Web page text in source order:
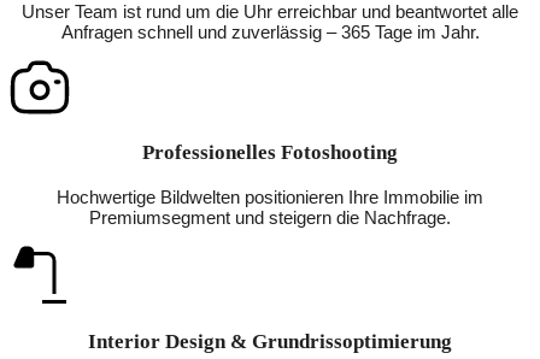
Unser Team ist rund um die Uhr erreichbar und beantwortet alle
Anfragen schnell und zuverlässig – 365 Tage im Jahr.
Professionelles Fotoshooting
Hochwertige Bildwelten positionieren Ihre Immobilie im
Premiumsegment und steigern die Nachfrage.
Interior Design & Grundrissoptimierung